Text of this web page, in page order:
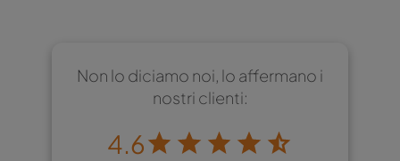
Non lo diciamo noi, lo affermano i
nostri clienti:
4.6